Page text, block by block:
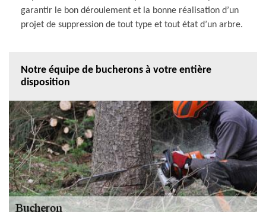
garantir le bon déroulement et la bonne réalisation d’un
projet de suppression de tout type et tout état d’un arbre.
Notre équipe de bucherons à votre entière
disposition